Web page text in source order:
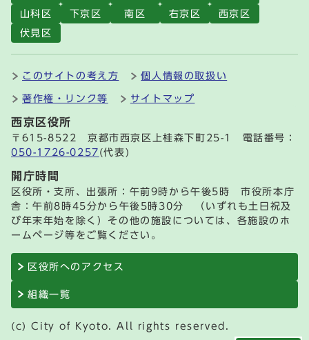
山科区
下京区 南区 右京区
西京区
伏見区
このサイトの考え方 個人情報の取扱い
著作権・リンク等 サイトマップ
西京区役所
〒615-8522 京都市西京区上桂森下町25-1 電話番号：
050-1726-0257 (代表)
開庁時間
区役所・支所、出張所：午前9時から午後5時 市役所本庁
舎：午前8時45分から午後5時30分 （いずれも土日祝及
び年末年始を除く）その他の施設については、各施設のホ
ームページ等をご覧ください。
区役所へのアクセス
組織一覧
(c) City of Kyoto. All rights reserved.